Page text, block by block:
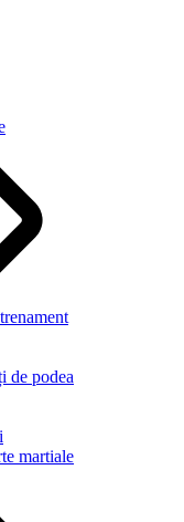
de podea
martiale